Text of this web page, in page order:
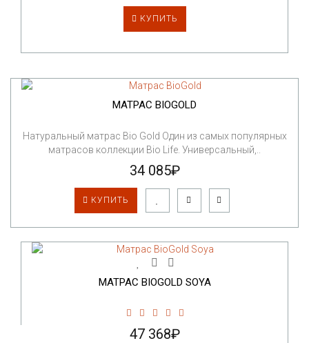
КУПИТЬ
МАТРАС BIOGOLD
Натуральный матрас Bio Gold Один из самых популярных
матрасов коллекции Bio Life. Универсальный,..
34 085₽
КУПИТЬ
МАТРАС BIOGOLD SOYA
47 368₽